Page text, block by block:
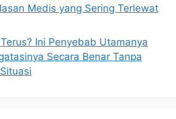
Medis yang Sering Terlewat
Ini Penyebab Utamanya
Secara Benar Tanpa